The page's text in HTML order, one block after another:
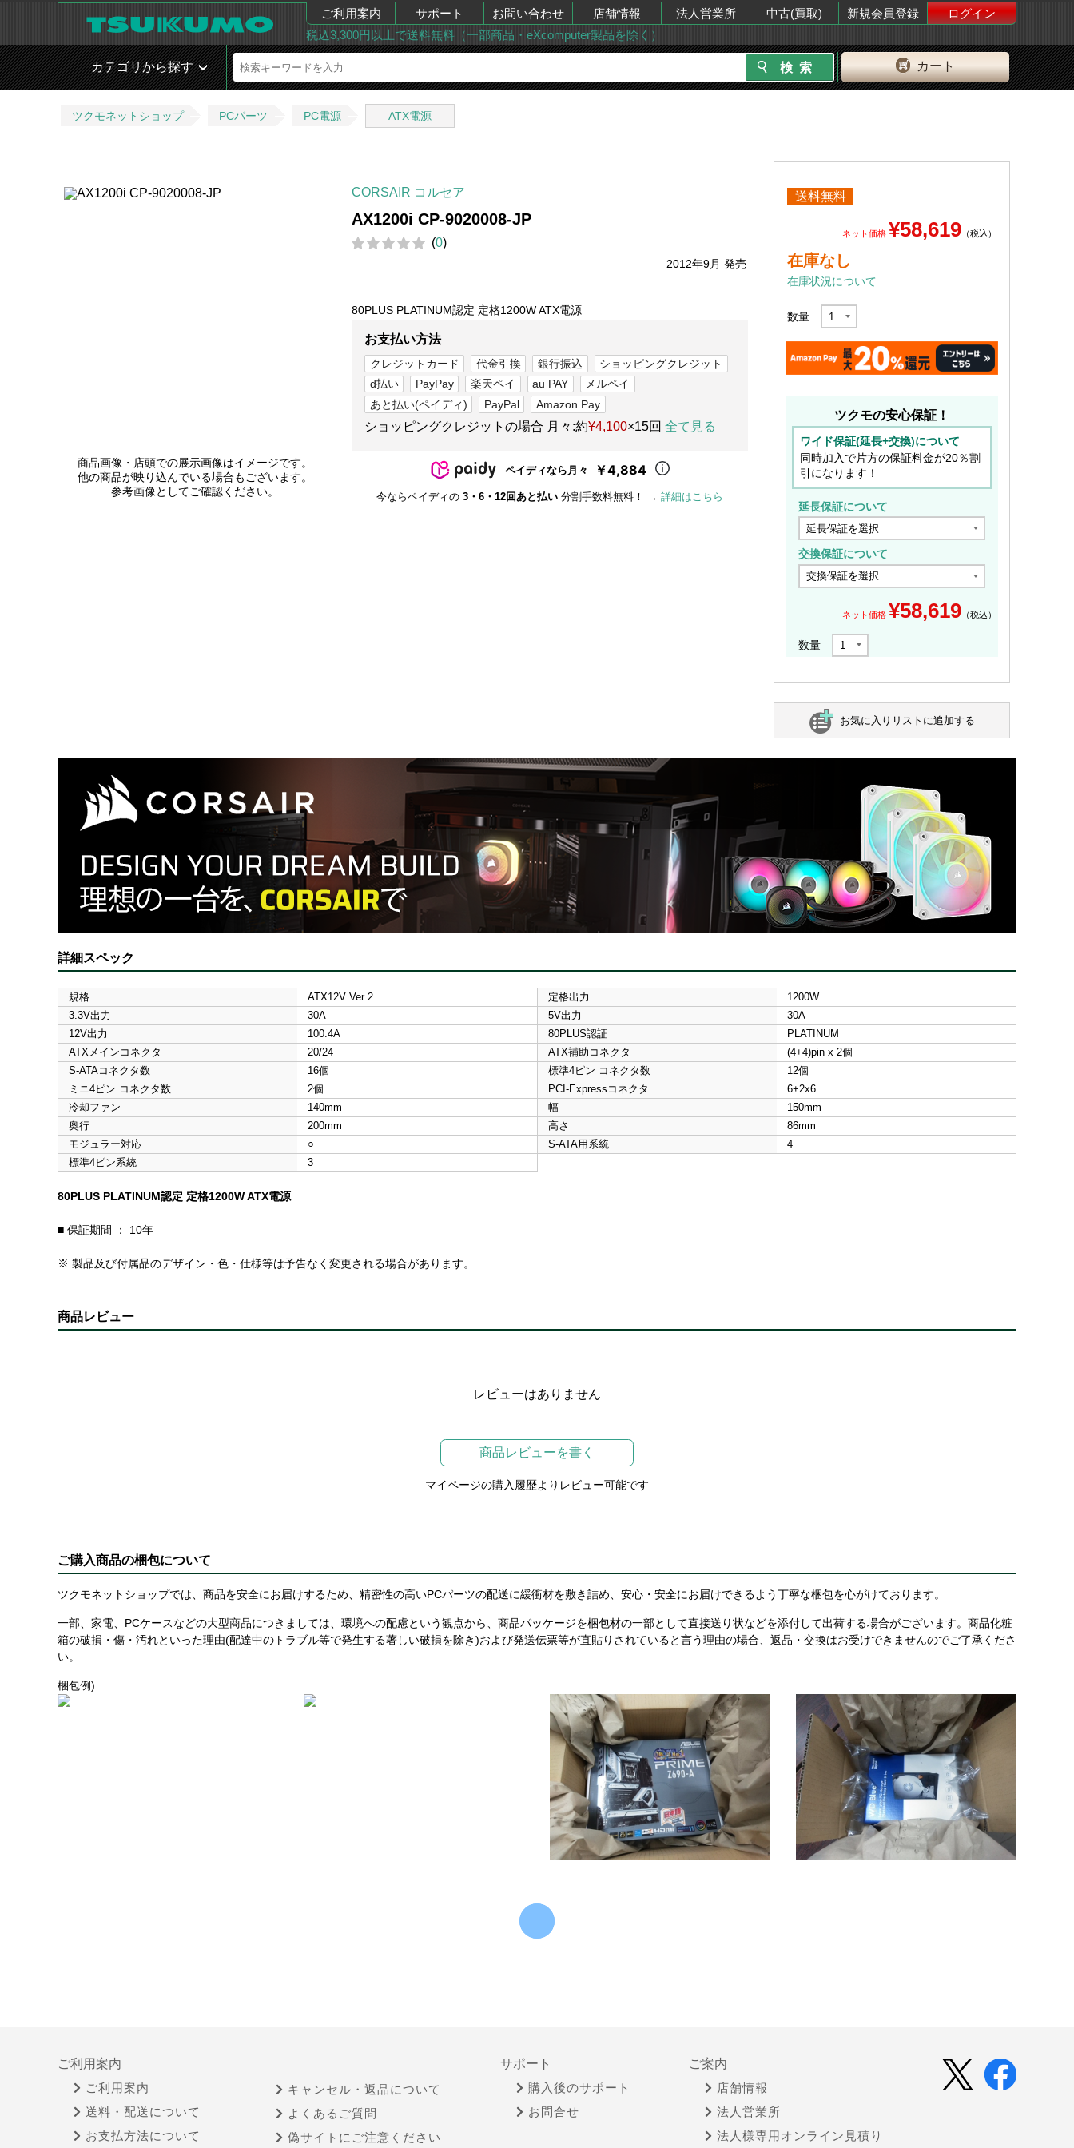
ご利用案内 サポート お問い合わせ 店舗情報 法人営業所 中古(買取) 新規会員登録
ログイン
税込3,300円以上で送料無料（一部商品・eXcomputer製品を除く）
カート
カテゴリから探す
ツクモネットショップ PCパーツ PC電源 ATX電源
商品画像・店頭での展示画像はイメージです。
他の商品が映り込んでいる場合もございます。
参考画像としてご確認ください。
CORSAIR コルセア
AX1200i CP-9020008-JP
(0)
2012年9月 発売
80PLUS PLATINUM認定 定格1200W ATX電源
お支払い方法
クレジットカード 代金引換 銀行振込
ショッピングクレジット
d払い
PayPay 楽天ペイ au PAY
メルペイ
あと払い(ペイディ)
PayPal Amazon Pay
ショッピングクレジットの場合 月々:約¥4,100×15回 全て見る
ペイディなら月々 ￥4,884
今ならペイディの 3・6・12回あと払い 分割手数料無料！ → 詳細はこちら
送料無料
ネット価格 ¥58,619 （税込）
在庫なし
在庫状況について
数量
ツクモの安心保証！
ワイド保証(延長+交換)について
同時加入で片方の保証料金が20％割
引になります！
延長保証について
交換保証について
ネット価格 ¥58,619 （税込）
数量
お気に入りリストに追加する
詳細スペック
規格 ATX12V Ver 2 定格出力
1200W
3.3V出力
30A 5V出力
30A
12V出力
100.4A 80PLUS認証
PLATINUM
ATXメインコネクタ
20/24 ATX補助コネクタ
(4+4)pin x 2個
S-ATAコネクタ数
16個 標準4ピン コネクタ数
12個
ミニ4ピン コネクタ数
2個 PCI-Expressコネクタ
6+2x6
冷却ファン
140mm 幅
150mm
奥行
200mm 高さ
86mm
モジュラー対応
○ S-ATA用系統
4
標準4ピン系統
3
80PLUS PLATINUM認定 定格1200W ATX電源
■ 保証期間 ： 10年
※ 製品及び付属品のデザイン・色・仕様等は予告なく変更される場合があります。
商品レビュー
レビューはありません
商品レビューを書く
マイページの購入履歴よりレビュー可能です
ご購入商品の梱包について
ツクモネットショップでは、商品を安全にお届けするため、精密性の高いPCパーツの配送に緩衝材を敷き詰め、安心・安全にお届けできるよう丁寧な梱包を心がけております。
一部、家電、PCケースなどの大型商品につきましては、環境への配慮という観点から、商品パッケージを梱包材の一部として直接送り状などを添付して出荷する場合がございます。商品化粧
箱の破損・傷・汚れといった理由(配達中のトラブル等で発生する著しい破損を除き)および発送伝票等が直貼りされていると言う理由の場合、返品・交換はお受けできませんのでご了承くださ
い。
梱包例)
ご利用案内
ご利用案内
送料・配送について
お支払方法について
キャンセル・返品について
よくあるご質問
偽サイトにご注意ください
サポート
購入後のサポート
お問合せ
ご案内
店舗情報
法人営業所
法人様専用オンライン見積り